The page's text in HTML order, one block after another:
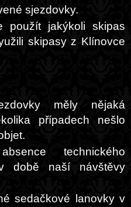
sjezdovky.
použít jakýkoli skipas
skipasy z Klínovce
měly nějaká
případech nešlo
technického
době naší návštěvy
sedačkové lanovky v